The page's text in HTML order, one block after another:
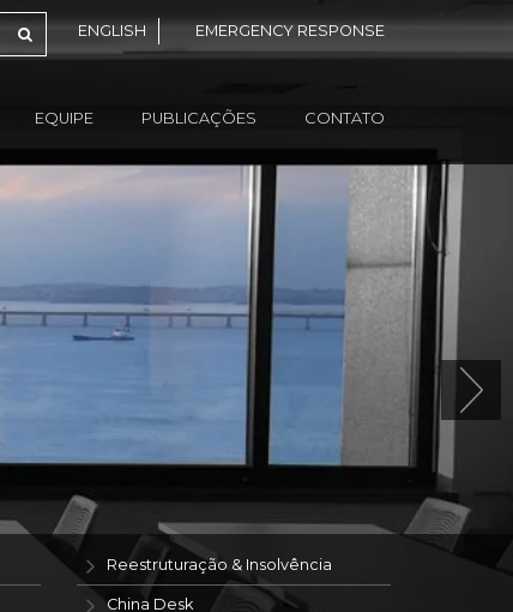
ENGLISH EMERGENCY RESPONSE
EQUIPE PUBLICAÇÕES CONTATO
Reestruturação & Insolvência
China Desk